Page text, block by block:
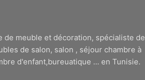
de meuble et décoration, spécialiste de
de salon, salon , séjour chambre à
d'enfant,bureuatique ... en Tunisie.